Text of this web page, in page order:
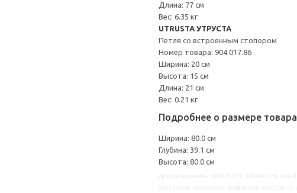
Длина: 77 см
Вес: 6.35 кг
UTRUSTA УТРУСТА
Петля со встроенным стопором
Номер товара: 904.017.86
Ширина: 20 см
Высота: 15 см
Длина: 21 см
Вес: 0.21 кг
Подробнее о размере товара
Ширина: 80.0 см
Глубина: 39.1 см
Высота: 80.0 см